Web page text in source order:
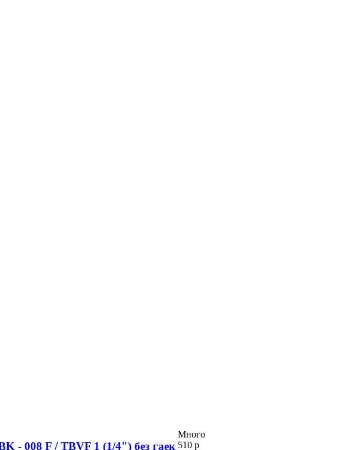
- 008 F / TBVF 1 (1/4") без гаек
Много
510 р